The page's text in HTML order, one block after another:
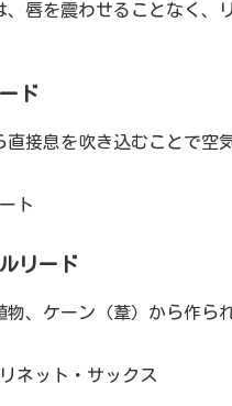
、唇を震わせることなく、
ド
直接息を吹き込むことで空
ト
リード
物、ケーン（葦）から作ら
ネット・サックス